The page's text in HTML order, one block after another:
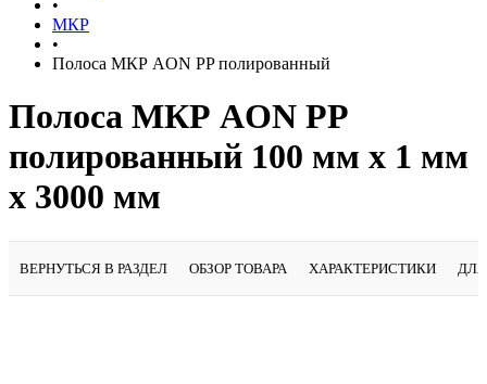
•
МКР
•
Полоса МКР AON PP полированный
Полоса МКР AON PP
полированный 100 мм x 1 мм
х 3000 мм
ВЕРНУТЬСЯ В РАЗДЕЛ ОБЗОР ТОВАРА ХАРАКТЕРИСТИКИ